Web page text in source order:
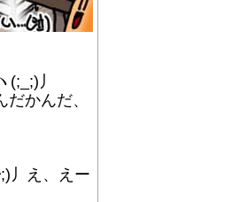
丿
かんだ、
丿え、えー